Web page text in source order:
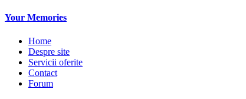
Your Memories
Home
Despre site
Servicii oferite
Contact
Forum